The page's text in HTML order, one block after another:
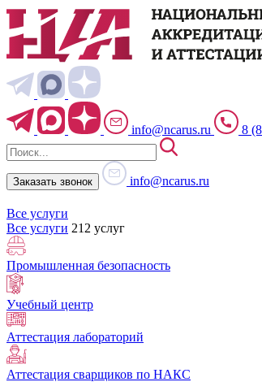
info@ncarus.ru 8
Заказать звонок info@ncarus.ru
Все услуги
Все услуги 212 услуг
Промышленная безопасность
Учебный центр
Аттестация лабораторий
Аттестация сварщиков по НАКС